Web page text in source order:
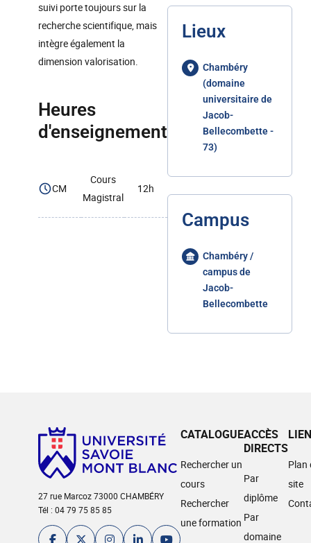
suivi porte toujours sur la
recherche scientifique, mais
intègre également la
dimension valorisation.
Heures
d'enseignement
CM
Cours
Magistral
12h
Lieux
Chambéry
(domaine
universitaire de
Jacob-
Bellecombette -
73)
Campus
Chambéry /
campus de
Jacob-
Bellecombette
27 rue Marcoz 73000 CHAMBÉRY
Tél : 04 79 75 85 85
CATALOGUE
Rechercher un
cours
Rechercher
une formation
ACCÈS
DIRECTS
Par
diplôme
Par
domaine
Plan
site